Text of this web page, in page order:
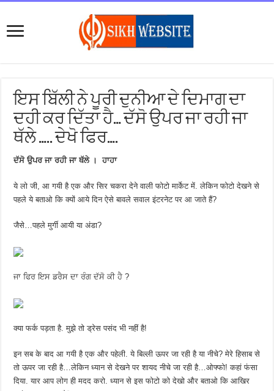
ਇਸ ਬਿੱਲੀ ਨੇ ਪੂਰੀ ਦੁਨੀਆ ਦੇ ਦਿਮਾਗ ਦਾ
ਦਹੀ ਕਰ ਦਿੱਤਾ ਹੈ… ਦੱਸੋ ਉਪਰ ਜਾ ਰਹੀ ਜਾ
ਥੱਲੇ ….. ਦੇਖੋ ਫਿਰ….
ਦੱਸੋ ਉਪਰ ਜਾ ਰਹੀ ਜਾ ਥੱਲੇ । ਹਾਹਾ
ये लो जी, आ गयी है एक और सिर चकरा देने वाली फोटो मार्केट में. लेकिन फोटो देखने से
पहले ये बताओ कि क्यों आये दिन ऐसे बावले सवाल इंटरनेट पर आ जाते हैं?
जैसे…पहले मुर्गी आयी या अंडा?
ਜਾ ਫਿਰ ਇਸ ਡਰੈਸ ਦਾ ਰੰਗ ਦੱਸੋ ਕੀ ਹੈ ?
क्या फर्क पड़ता है. मुझे तो ड्रेस पसंद भी नहीं है!
इन सब के बाद आ गयी है एक और पहेली. ये बिल्ली ऊपर जा रही है या नीचे? मेरे हिसाब से
तो ऊपर जा रही है…लेकिन ध्यान से देखने पर शायद नीचे जा रही है…ओफ्फो! कहां फंसा
दिया. यार आप लोग ही मदद करो. ध्यान से इस फोटो को देखो और बताओ कि आखिर